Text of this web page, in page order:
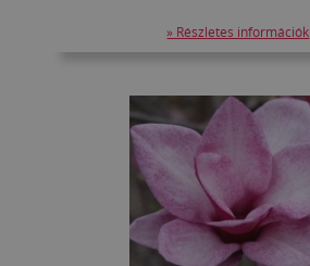
» Részletes információk